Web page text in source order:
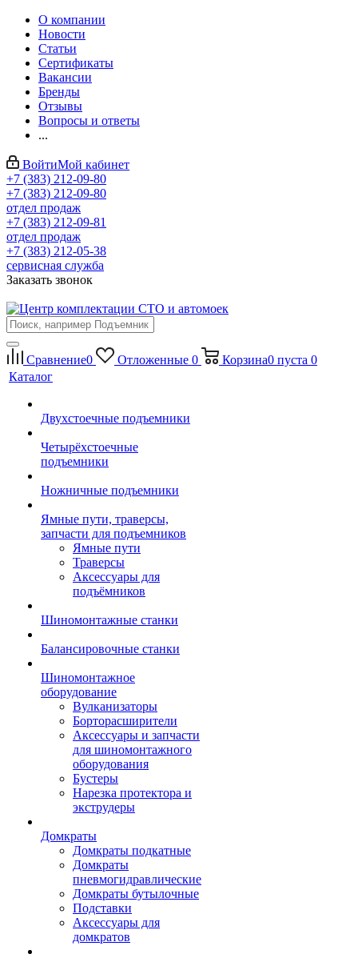
О компании
Новости
Статьи
Сертификаты
Вакансии
Бренды
Отзывы
Вопросы и ответы
...
ВойтиМой кабинет
+7 (383) 212-09-80
+7 (383) 212-09-80
отдел продаж
+7 (383) 212-09-81
отдел продаж
+7 (383) 212-05-38
сервисная служба
Заказать звонок
Сравнение0 Отложенные 0 Корзина0 пуста 0
Каталог
Двухстоечные подъемники
Четырёхстоечные
подъемники
Ножничные подъемники
Ямные пути, траверсы,
запчасти для подъемников
Ямные пути
Траверсы
Аксессуары для
подъёмников
Шиномонтажные станки
Балансировочные станки
Шиномонтажное
оборудование
Вулканизаторы
Борторасширители
Аксессуары и запчасти
для шиномонтажного
оборудования
Бустеры
Нарезка протектора и
экструдеры
Домкраты
Домкраты подкатные
Домкраты
пневмогидравлические
Домкраты бутылочные
Подставки
Аксессуары для
домкратов